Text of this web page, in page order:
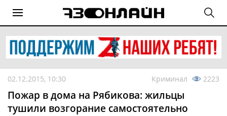
02.12.2015, 10:30 Криминал 2223
Пожар в дома на Рябикова: жильцы
тушили возгорание самостоятельно